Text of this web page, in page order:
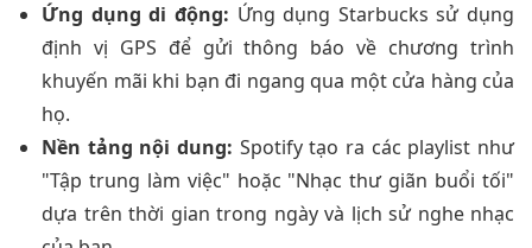
Ứng dụng di động: Ứng dụng Starbucks sử dụng
định vị GPS để gửi thông báo về chương trình
khuyến mãi khi bạn đi ngang qua một cửa hàng của
họ.
Nền tảng nội dung: Spotify tạo ra các playlist như
"Tập trung làm việc" hoặc "Nhạc thư giãn buổi tối"
dựa trên thời gian trong ngày và lịch sử nghe nhạc